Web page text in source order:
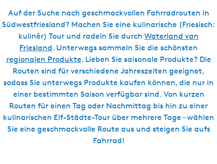
Auf der Suche nach geschmackvollen Fahrradrouten in
Südwestfriesland? Machen Sie eine kulinarische (Friesisch:
kulinêr) Tour und radeln Sie durch Waterland van
Friesland. Unterwegs sammeln Sie die schönsten
regionalen Produkte. Lieben Sie saisonale Produkte? Die
Routen sind für verschiedene Jahreszeiten geeignet,
sodass Sie unterwegs Produkte kaufen können, die nur in
einer bestimmten Saison verfügbar sind. Von kurzen
Routen für einen Tag oder Nachmittag bis hin zu einer
kulinarischen Elf-Städte-Tour über mehrere Tage – wählen
Sie eine geschmackvolle Route aus und steigen Sie aufs
Fahrrad!